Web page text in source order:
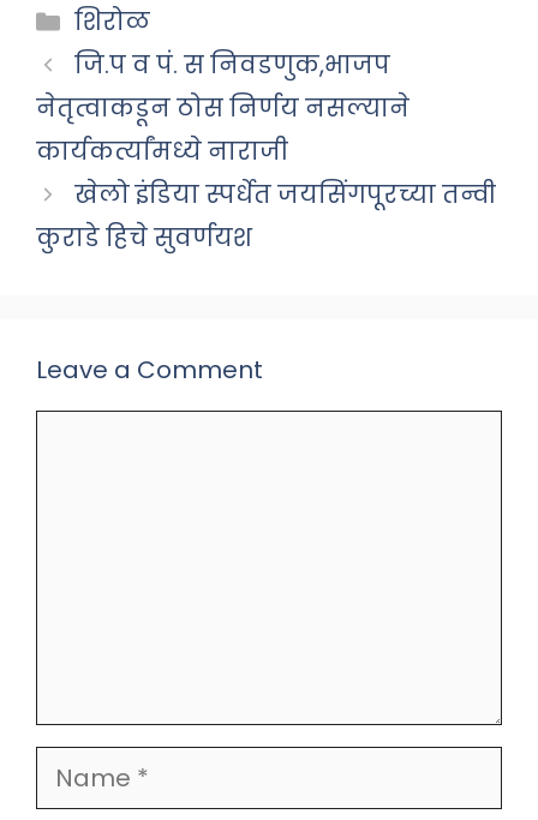
Categories
शिरोळ
जि.प व पं. स निवडणुक,भाजप
नेतृत्वाकडून ठोस निर्णय नसल्याने
कार्यकर्त्यांमध्ये नाराजी
खेलो इंडिया स्पर्धेत जयसिंगपूरच्या तन्वी
कुराडे हिचे सुवर्णयश
Leave a Comment
Name